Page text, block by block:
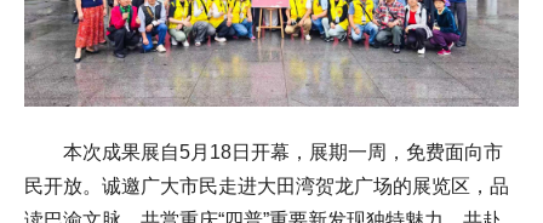
本次成果展自5月18日开幕，展期一周，免费面向市
民开放。诚邀广大市民走进大田湾贺龙广场的展览区，品